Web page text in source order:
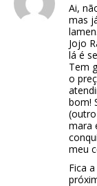
Ai,
mas
Jojo
lá é
Tem
o
bom!
mara
meu
Fica